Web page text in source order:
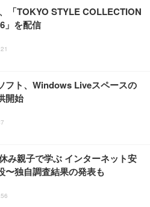
通気性メッシュ ゲーミング/勉強/事
ソコンチェア (ブラック)
チェア デスクチェア 疲れない テレ
化バックレスト 30度ロッキング機
子 腰サポート 90度跳ね上げ式アーム
ソコンチェア (ホワイト)
ィスチェア デスクチェア 肘なし メ
ンバーサポート付き 腰サポート ガ
360度回転 キャスター付き コンパク
Dell E2724HS 27インチ 液晶モニタ
）VA 非光沢 HDMI/DisplayP
カー内蔵 高さ調整 スイベル VESA対
280Hz/FHD】GRAPHT THE S
Monitor 24” Essential ゲーミン
24.5インチ 1ms FHD 量子ドット 残
マートベーシック) 【Amazon.co.jp
アイリスオーヤマ ペットシーツ
ワイド 100枚入 (x 1) (ケース販売)
マ ペットシーツ 超厚型 お徳用 レギ
【Amazon.co.jp限定】
「TOKYO STYLE COLLECTION
」を配信
フト、Windows Liveスペースの
開始
み親子で学ぶ インターネット安
〜独自調査結果の発表も